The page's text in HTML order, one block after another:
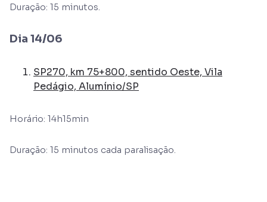
Duração: 15 minutos.
Dia 14/06
SP270, km 75+800, sentido Oeste, Vila
Pedágio, Alumínio/SP
Horário: 14h15min
Duração: 15 minutos cada paralisação.